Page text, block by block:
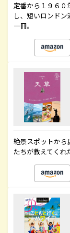
定番から１９６
し、短いロンド
一冊。
絶景スポットから
たちが教えてくれ